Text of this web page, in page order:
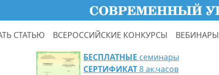
СТАТЬЮ ВСЕРОССИЙСКИЕ КОНКУРСЫ ВЕБИНАРЫ
БЕСПЛАТНЫЕ семинары
СЕРТИФИКАТ8 ак.часов